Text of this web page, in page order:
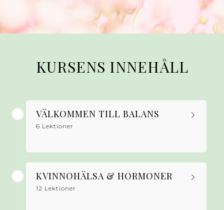
KURSENS INNEHÅLL
VÄLKOMMEN TILL BALANS
6 Lektioner
KVINNOHÄLSA & HORMONER
12 Lektioner